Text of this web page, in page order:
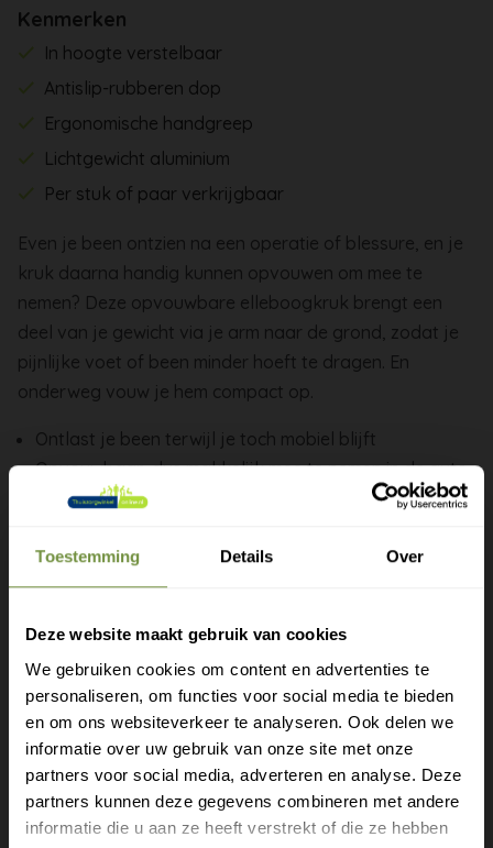
Toestemming Details Over
Deze website maakt gebruik van cookies
We gebruiken cookies om content en advertenties te
personaliseren, om functies voor social media te bieden
en om ons websiteverkeer te analyseren. Ook delen we
informatie over uw gebruik van onze site met onze
partners voor social media, adverteren en analyse. Deze
partners kunnen deze gegevens combineren met andere
informatie die u aan ze heeft verstrekt of die ze hebben
Kenmerken
In hoogte verstelbaar
Antislip-rubberen dop
Ergonomische handgreep
Lichtgewicht aluminium
Per stuk of paar verkrijgbaar
Even je been ontzien na een operatie of blessure, en je
kruk daarna handig kunnen opvouwen om mee te
nemen? Deze opvouwbare elleboogkruk brengt een
deel van je gewicht via je arm naar de grond, zodat je
pijnlijke voet of been minder hoeft te dragen. En
onderweg vouw je hem compact op.
Ontlast je been terwijl je toch mobiel blijft
Opvouwbaar, dus makkelijk mee te nemen in de auto
of tas
Ergonomische handgreep en antislipdop voor grip en
comfort
verkrijgbaar
Stel de handgreep in op de hoogte van je heupgewricht
als je rechtop staat. Loop je met twee krukken? Zet ze
dan tegelijk neer, naast je zere been.
Je fysiotherapeut helpt je bepalen hoeveel je je been
mag belasten, zodat je met vertrouwen aan je herstel
Gratis verzending?
Laat je e-mail achter.
Meld je aan voor onze nieuwsbrief en